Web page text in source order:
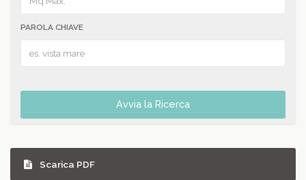
PAROLA CHIAVE
Avvia la Ricerca
Scarica PDF